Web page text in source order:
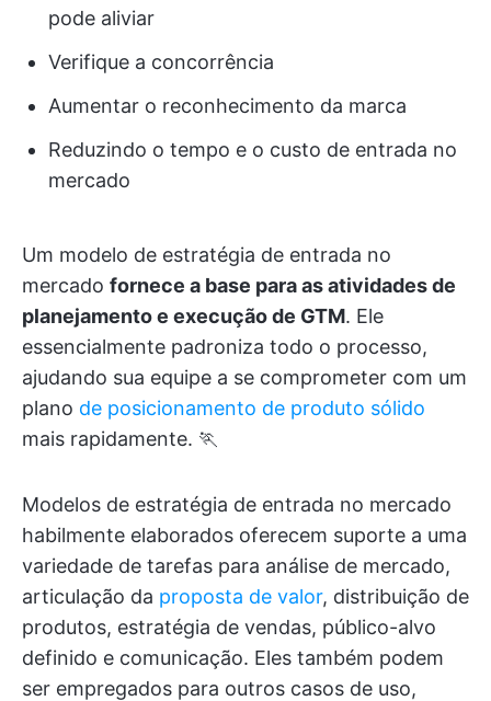
pode aliviar
Verifique a concorrência
Aumentar o reconhecimento da marca
Reduzindo o tempo e o custo de entrada no
mercado
Um modelo de estratégia de entrada no
mercado fornece a base para as atividades de
planejamento e execução de GTM. Ele
essencialmente padroniza todo o processo,
ajudando sua equipe a se comprometer com um
plano de posicionamento de produto sólido
mais rapidamente. 🏃
Modelos de estratégia de entrada no mercado
habilmente elaborados oferecem suporte a uma
variedade de tarefas para análise de mercado,
articulação da proposta de valor, distribuição de
produtos, estratégia de vendas, público-alvo
definido e comunicação. Eles também podem
ser empregados para outros casos de uso,